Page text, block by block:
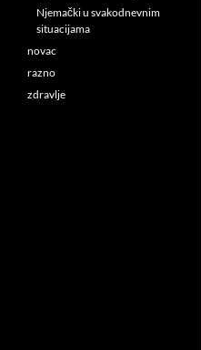
Njemački u svakodnevnim
situacijama
novac
razno
zdravlje